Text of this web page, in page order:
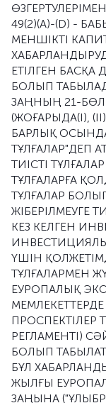
49(2)(А)-(D) -
МЕНШІКТІ
ЕТІЛГЕН БАСҚА
БОЛЫП
ЗАҢНЫҢ 21-
(ЖОҒАРЫДА(I),
БАРЛЫҚ
ТҰЛҒАЛАР"ДЕП
ТИІСТІ
ТҰЛҒАЛАРҒА
ТҰЛҒАЛАР
ЖІБЕРІЛМЕУГЕ
КЕЗ КЕЛГЕН
ҮШІН
ТҰЛҒАЛАРМЕН
ЕУРОПАЛЫҚ
ПРОСПЕКТІЛЕР
РЕГЛАМЕНТІ)
БОЛЫП
БҰЛ
ЖЫЛҒЫ
ЗАҢЫНА